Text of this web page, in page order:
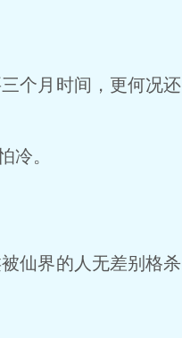
个月时间，更何况还
冷。
仙界的人无差别格杀